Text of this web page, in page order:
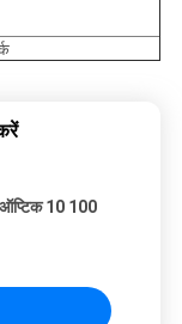
ऑप्टिक 10 100